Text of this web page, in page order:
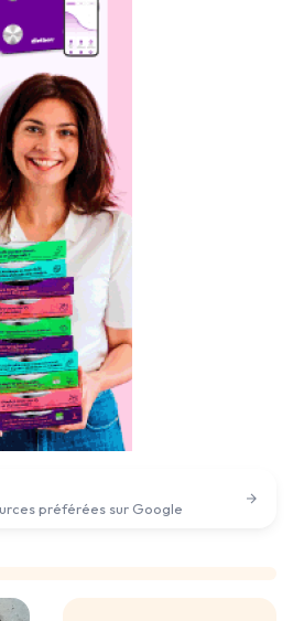
préférées sur Google